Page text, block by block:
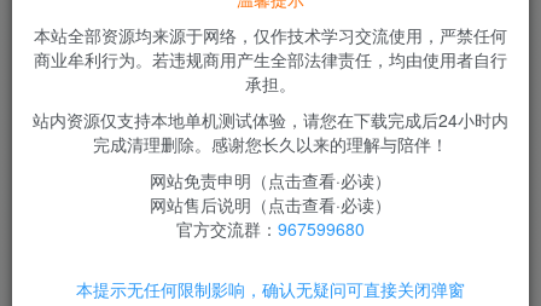
-2
1人已评分
本站全部资源均来源于网络，仅作技术学习交流使用，严禁任何
商业牟利行为。若违规商用产生全部法律责任，均由使用者自行
承担。
站内资源仅支持本地单机测试体验，请您在下载完成后24小时内
完成清理删除。感谢您长久以来的理解与陪伴！
网站免责申明（点击查看·必读）
网站售后说明（点击查看·必读）
官方交流群： 967599680
本提示无任何限制影响，确认无疑问可直接关闭弹窗